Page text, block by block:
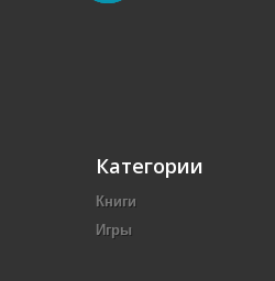
Категории
Книги
Игры